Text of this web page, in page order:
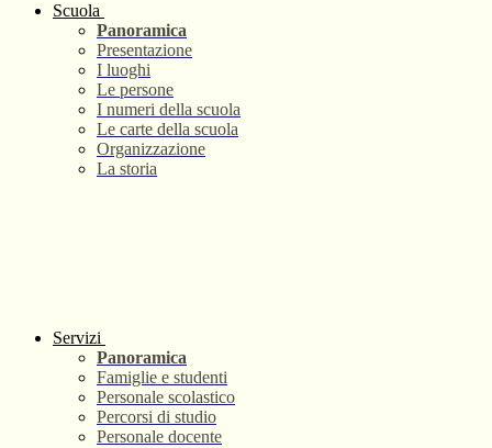
Scuola
Panoramica
Presentazione
I luoghi
Le persone
I numeri della scuola
Le carte della scuola
Organizzazione
La storia
Servizi
Panoramica
Famiglie e studenti
Personale scolastico
Percorsi di studio
Personale docente